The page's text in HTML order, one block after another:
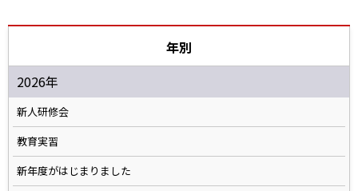
年別
2026年
新人研修会
教育実習
新年度がはじまりました